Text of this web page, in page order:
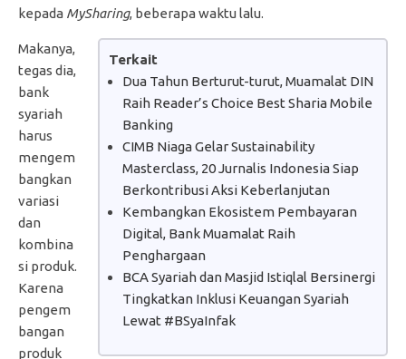
kepada MySharing, beberapa waktu lalu.
Terkait
Dua Tahun Berturut-turut, Muamalat DIN
Raih Reader’s Choice Best Sharia Mobile
Banking
CIMB Niaga Gelar Sustainability
Masterclass, 20 Jurnalis Indonesia Siap
Berkontribusi Aksi Keberlanjutan
Kembangkan Ekosistem Pembayaran
Digital, Bank Muamalat Raih
Penghargaan
BCA Syariah dan Masjid Istiqlal Bersinergi
Tingkatkan Inklusi Keuangan Syariah
Lewat #BSyaInfak
Makanya,
tegas dia,
bank
syariah
harus
mengem
bangkan
variasi
dan
kombina
si produk.
Karena
pengem
bangan
produk